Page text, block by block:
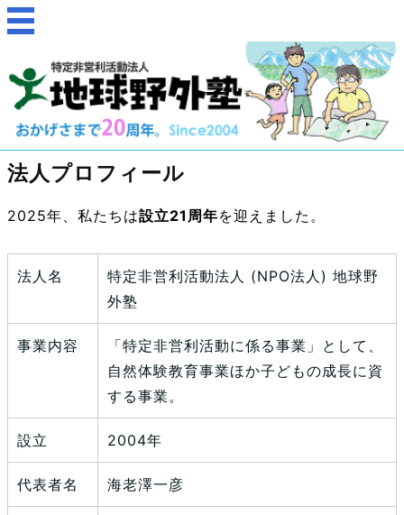
法人プロフィール
2025年、私たちは設立21周年を迎えました。
法人名
特定非営利活動法人 (NPO法人) 地球野
外塾
事業内容
「特定非営利活動に係る事業」として、
自然体験教育事業ほか子どもの成長に資
する事業。
設立 2004年
代表者名 海老澤一彦